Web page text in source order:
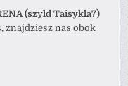
(szyld Taisykla7)
znajdziesz nas obok